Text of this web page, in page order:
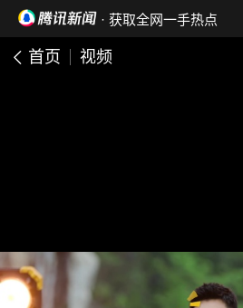
· 获取全网一手热点
首页 视频